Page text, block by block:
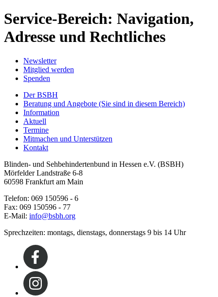
Service-Bereich: Navigation,
Adresse und Rechtliches
Newsletter
Mitglied werden
Spenden
Der BSBH
Beratung und Angebote (Sie sind in diesem Bereich)
Information
Aktuell
Termine
Mitmachen und Unterstützen
Kontakt
Blinden- und Sehbehindertenbund in Hessen e.V. (BSBH)
Mörfelder Landstraße 6-8
60598 Frankfurt am Main
Telefon: 069 150596 - 6
Fax: 069 150596 - 77
E-Mail: info@bsbh.org
Sprechzeiten: montags, dienstags, donnerstags 9 bis 14 Uhr